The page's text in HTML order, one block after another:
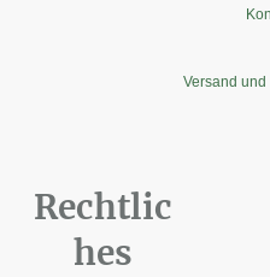
Versand
Rechtlic
hes